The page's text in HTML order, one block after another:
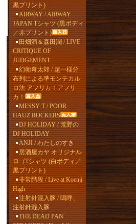
黒プリント)
AIRWAY / AIRWAY
JAPAN Tシャツ (黒ボディ
／赤プリント)
田畑満＆森田潤 / LIVE
CRITIQUE OF
JUDGEMENT
幻衛奇太郎 / 超一様分
布列による準モンテカル
ロ法 アフリカ！アフリ
カ！
MESSY T / POOR
HAUZ ROCKERS
DJ HOLIDAY / 荒野の
DJ HOLIDAY
ANJI / わたしのすき
居酒屋カヤ オリジナル
ロゴTシャツ (白ボディ／
黒プリント)
非常階段 / Live at Koenji
High
注射針混入豚 / 嗚呼、
注射針混入豚
THE DEAD PAN